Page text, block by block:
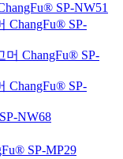
SP-NW51
ChangFu® SP-
ChangFu® SP-
ChangFu® SP-
NW68
SP-MP29